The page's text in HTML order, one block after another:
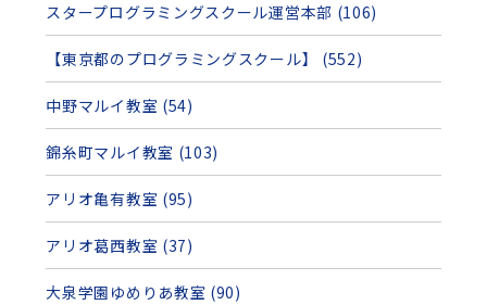
スタープログラミングスクール運営本部 (106)
【東京都のプログラミングスクール】 (552)
中野マルイ教室 (54)
錦糸町マルイ教室 (103)
アリオ亀有教室 (95)
アリオ葛西教室 (37)
大泉学園ゆめりあ教室 (90)